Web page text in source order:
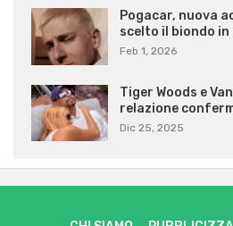
Pogacar, nuova
scelto il biondo in
Feb 1, 2026
Tiger Woods e
relazione
Dic 25, 2025